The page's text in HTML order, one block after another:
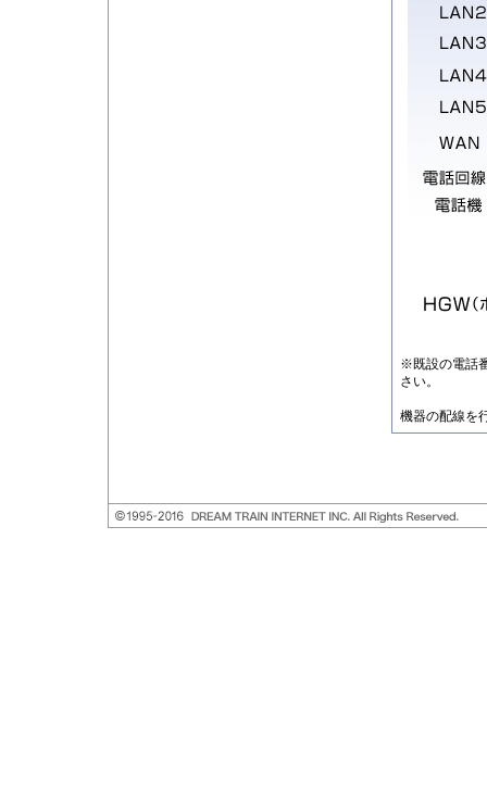
※既設の電話
さい。
機器の配線を